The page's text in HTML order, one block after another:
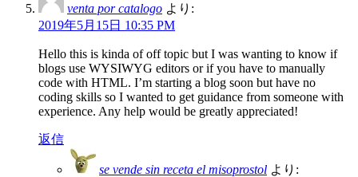
venta por catalogo より:
2019年5月15日 10:35 PM
Hello this is kinda of off topic but I was wanting to know if
blogs use WYSIWYG editors or if you have to manually
code with HTML. I’m starting a blog soon but have no
coding skills so I wanted to get guidance from someone with
experience. Any help would be greatly appreciated!
返信
se vende sin receta el misoprostol より: